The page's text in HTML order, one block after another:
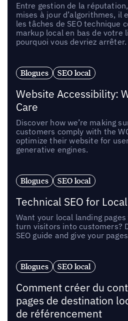
Entre gestion de la
mises à jour d’algorithmes, il
les tâches de SEO technique
markup local en bas de votre
pourquoi vous devriez arrêter.
Blogues SEO local
Website Accessibility:
Care
Discover how we’re making
customers comply with the
optimize their website for
generative engines.
Blogues SEO local
Technical SEO for
Want your local landing
turn visitors into customers?
SEO guide and give your
Blogues SEO local
Comment créer du
pages de destination
de référencement